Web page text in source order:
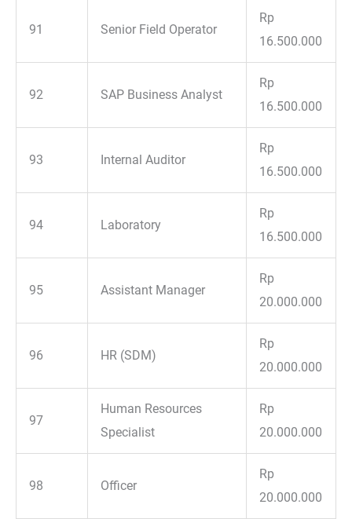
91 Senior Field Operator
Rp
16.500.000
92 SAP Business Analyst
Rp
16.500.000
93 Internal Auditor
Rp
16.500.000
94 Laboratory
Rp
16.500.000
95 Assistant Manager
Rp
20.000.000
96 HR (SDM)
Rp
20.000.000
97
Human Resources
Specialist
Rp
20.000.000
98 Officer
Rp
20.000.000